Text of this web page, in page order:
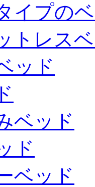
イプの
トレス
ッド
ベッド
ド
ベッド